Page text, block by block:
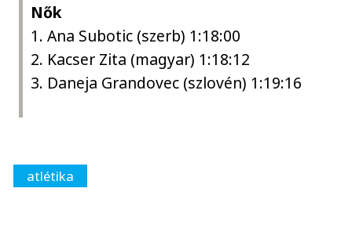
Nők
1. Ana Subotic (szerb) 1:18:00
2. Kacser Zita (magyar) 1:18:12
3. Daneja Grandovec (szlovén) 1:19:16
atlétika